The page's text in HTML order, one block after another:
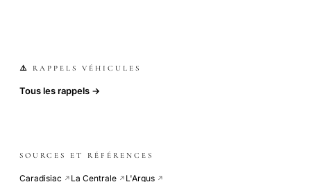
⚠️ RAPPELS VÉHICULES
Tous les rappels →
SOURCES ET RÉFÉRENCES
Caradisiac ↗ La Centrale ↗ L'Argus ↗